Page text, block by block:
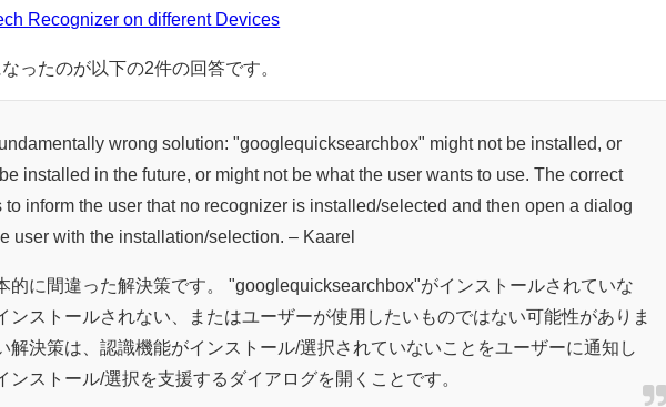
Recognizer on different Devices
ったのが以下の2件の回答です。
wrong solution: "googlequicksearchbox" might not be installed, or
installed in the future, or might not be what the user wants to use. The correct
to inform the user that no recognizer is installed/selected and then open a dialog
user with the installation/selection. – Kaarel
的に間違った解決策です。 "googlequicksearchbox"がインストールされていな
ンストールされない、またはユーザーが使用したいものではない可能性がありま
解決策は、認識機能がインストール/選択されていないことをユーザーに通知し
ンストール/選択を支援するダイアログを開くことです。